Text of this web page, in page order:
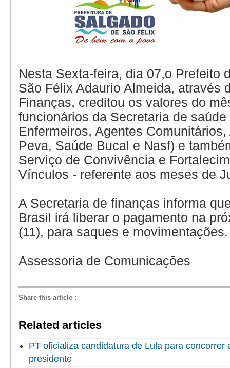
Nesta Sexta-feira, dia 07,o Prefeito
São Félix Adaurio Almeida, através
Finanças, creditou os valores do
funcionários da Secretaria de
Enfermeiros, Agentes
Peva, Saúde Bucal e Nasf) e
Serviço de Convivência e
Vínculos - referente aos meses de
A Secretaria de finanças informa
Brasil irá liberar o pagamento na
(11), para saques e movimentações.
Assessoria de Comunicações
Share this article :
Related articles
PT oficializa candidatura de Lula para concorrer
presidente